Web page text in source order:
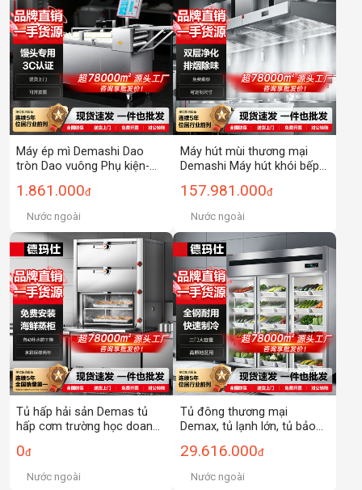
Máy ép mì Demashi Dao
tròn Dao vuông Phụ kiện-
Máy ép mì lớn
1.861.000đ
Nước ngoài
Máy hút mùi thương mại
Demashi Máy hút khói bếp
không gỉ hút lớn
157.981.000đ
Nước ngoài
Tủ hấp hải sản Demas tủ
hấp cơm trường học doanh
xe hấp điện/hộp gas tủ hấp
rau ba cửa
0đ
Nước ngoài
Tủ đông thương mại
Demax, tủ lạnh lớn, tủ bảo
bày đứng, tủ lạnh, tủ đông
29.616.000đ
Nước ngoài